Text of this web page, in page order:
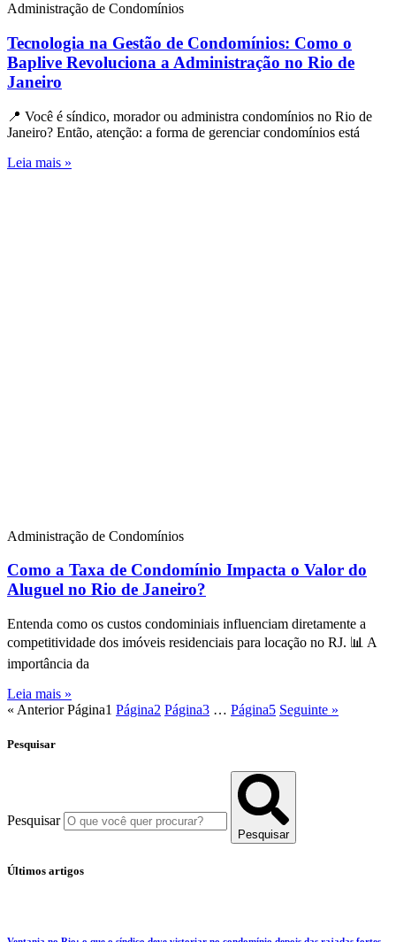
Administração de Condomínios
Tecnologia na Gestão de Condomínios: Como o
Baplive Revoluciona a Administração no Rio de
Janeiro
📍 Você é síndico, morador ou administra condomínios no Rio de
Janeiro? Então, atenção: a forma de gerenciar condomínios está
Leia mais »
Administração de Condomínios
Como a Taxa de Condomínio Impacta o Valor do
Aluguel no Rio de Janeiro?
Entenda como os custos condominiais influenciam diretamente a
competitividade dos imóveis residenciais para locação no RJ. 📊 A
importância da
Leia mais »
« Anterior Página1 Página2 Página3 … Página5 Seguinte »
Pesquisar
Pesquisar
Pesquisar
Últimos artigos